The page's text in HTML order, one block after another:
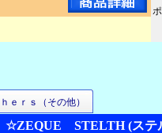
ｅｒｓ（その他）
☆ZEQUE STELTH (ステ